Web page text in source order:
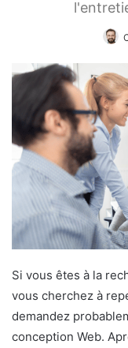
Si vous êtes à la
vous cherchez à
demandez
conception Web.